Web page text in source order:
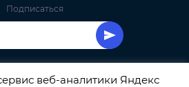
Подписаться
веб-аналитики Яндекс